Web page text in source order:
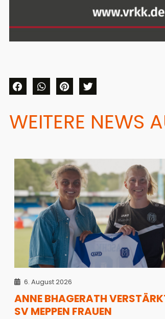
WEITERE NEWS
6. August 2026
ANNE BHAGERATH
SV MEPPEN FRAUEN